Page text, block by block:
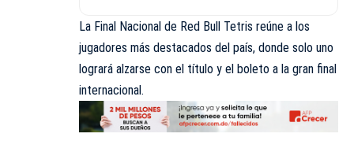
La Final Nacional de Red Bull Tetris reúne a los
jugadores más destacados del país, donde solo uno
logrará alzarse con el título y el boleto a la gran final
internacional.